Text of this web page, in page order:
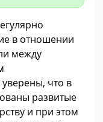
в отношении
между
что в
развитые
и при этом